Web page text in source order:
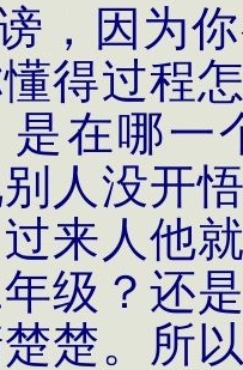
，因为
得过程
是在哪一
人没开
来人他
级？还
楚。所